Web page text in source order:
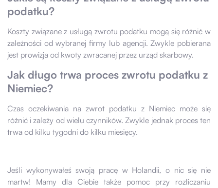
podatku?
Koszty związane z usługą zwrotu podatku mogą się różnić w
zależności od wybranej firmy lub agencji. Zwykle pobierana
jest prowizja od kwoty zwracanej przez urząd skarbowy.
Jak długo trwa proces zwrotu podatku z
Niemiec?
Czas oczekiwania na zwrot podatku z Niemiec może się
różnić i zależy od wielu czynników. Zwykle jednak proces ten
trwa od kilku tygodni do kilku miesięcy.
Jeśli wykonywałeś swoją pracę w Holandii, o nic się nie
martw! Mamy dla Ciebie także pomoc przy rozliczaniu